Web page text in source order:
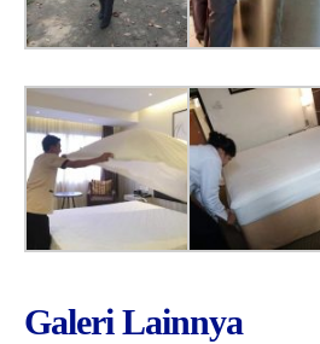
Galeri Lainnya